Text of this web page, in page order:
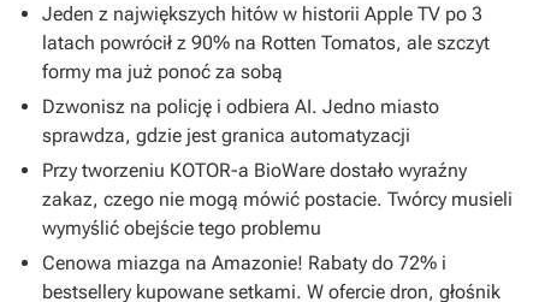
Jeden z największych hitów w historii Apple TV po 3
latach powrócił z 90% na Rotten Tomatos, ale szczyt
formy ma już ponoć za sobą
Dzwonisz na policję i odbiera AI. Jedno miasto
sprawdza, gdzie jest granica automatyzacji
Przy tworzeniu KOTOR-a BioWare dostało wyraźny
zakaz, czego nie mogą mówić postacie. Twórcy musieli
wymyślić obejście tego problemu
Cenowa miazga na Amazonie! Rabaty do 72% i
bestsellery kupowane setkami. W ofercie dron, głośnik